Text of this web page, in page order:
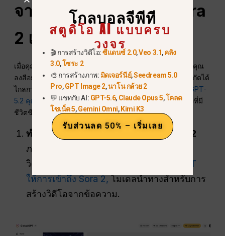
จากสเก็ตช์สู่วิดีโอด้วย Sora
2 และ GPT-5.2
เมื่อคุณมีภาพร่างของคุณแล้ว (หรือผลงาน Nano Banana ที่คุณ
ลงสีอย่างสวยงาม) GlobalGPT จะช่วยให้คุณก้าวข้ามขีดจำกัดได้
ไกลกว่าเครื่องมือเดี่ยวใดๆ.โดยการผสานรวม Sora 2
และ GPT-
5.2 คุณสามารถเปลี่ยนภาพวาดแบบคงที่เป็นภาพเคลื่อนไหวที่มี
ชีวิตชีวาหรือได้รับข้อมูลเชิงลึกทางภาพอย่างลึกซึ้ง.
ทำให้ภาพร่างของคุณมีชีวิตชีวาด้วย Sora 2
ภาพนิ่งนั้นยอดเยี่ยม แต่การเคลื่อนไหวของ
วิดีโอช่วยกระตุ้นการมีส่วนร่วม.
GlobalGPT
ให้การเข้าถึง Sora 2, โมเดลนำทางสำหรับการ
สร้างวิดีโอจากข้อความ.
โกลบอลจีพีที
สตูดิโอ AI แบบครบ
วงจร
🎬 การสร้างวิดีโอ:ซีแดนซ์ 2.0,Veo 3.1,คลิง
3.0,โซระ 2
🎨 การสร้างภาพ: มิดเจอร์นีย์,Seedream 5.0
Pro,GPT Image 2,นาโน กล้วย 2
💬 แชทกับ AI: GPT-5.6, Claude Opus 5,โคลด
โซเน็ต 5,Gemini Omni, Kimi K3
รับส่วนลด 50% – เริ่มเลย